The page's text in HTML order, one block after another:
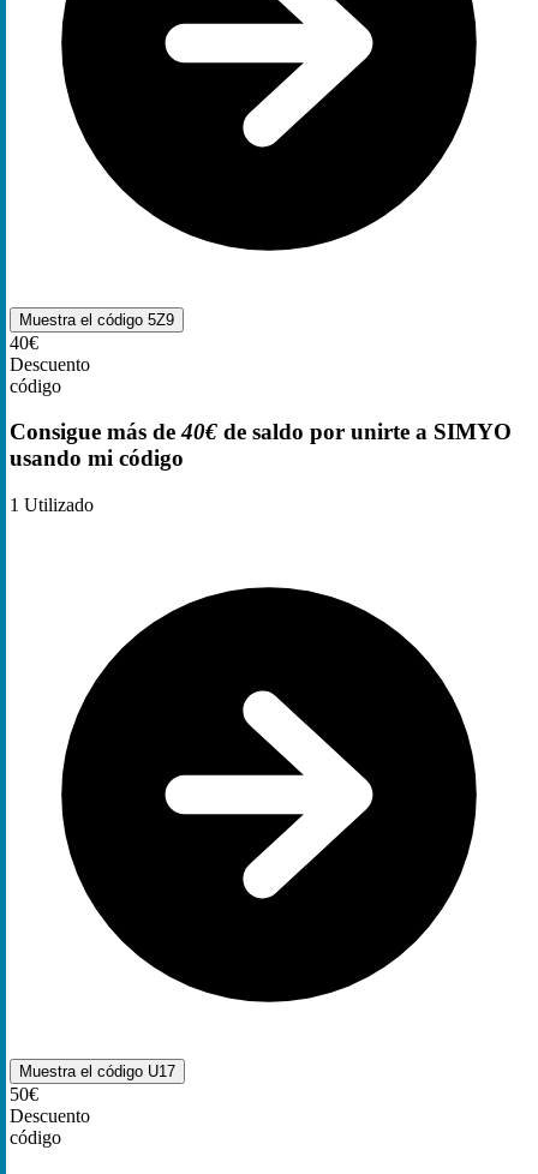
Muestra el código 5Z9
40€
Descuento
código
Consigue más de40€ de saldo por unirte a SIMYO
usando mi código
1 Utilizado
Muestra el código U17
50€
Descuento
código